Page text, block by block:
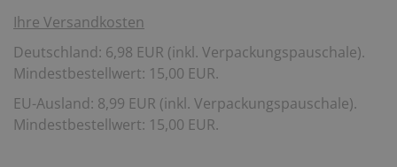
Ihre Versandkosten
Deutschland: 6,98 EUR (inkl. Verpackungspauschale).
Mindestbestellwert: 15,00 EUR.
EU-Ausland: 8,99 EUR (inkl. Verpackungspauschale).
Mindestbestellwert: 15,00 EUR.